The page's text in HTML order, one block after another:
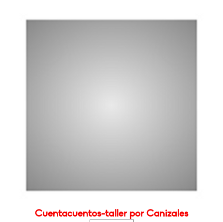
Cuentacuentos-taller por Canizales